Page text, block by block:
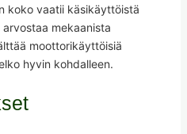
koko vaatii käsikäyttöistä
mekaanista
moottorikäyttöisiä
hyvin kohdalleen.